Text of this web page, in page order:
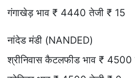
गंगाखेड़ भाव ₹ 4440 तेजी ₹ 15
नांदेड मंडी (NANDED)
श्रीनिवास कैटलफीड भाव ₹